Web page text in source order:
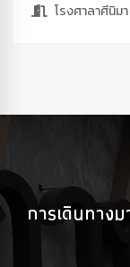
โรงศาลาศีนิมา
การเดินทาง